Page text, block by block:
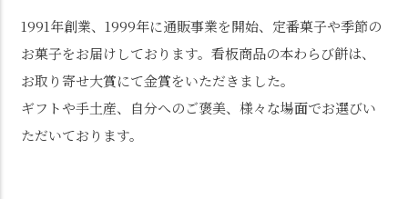
1991年創業、1999年に通販事業を開始、定番菓子や季節の
お菓子をお届けしております。看板商品の本わらび餅は、
お取り寄せ大賞にて金賞をいただきました。
ギフトや手土産、自分へのご褒美、様々な場面でお選びい
ただいております。